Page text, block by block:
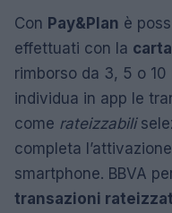
Con Pay&Plan è
effettuati con la
rimborso da 3, 5 o
individua in app le
come rateizzabili
completa
smartphone. BBVA
transazioni